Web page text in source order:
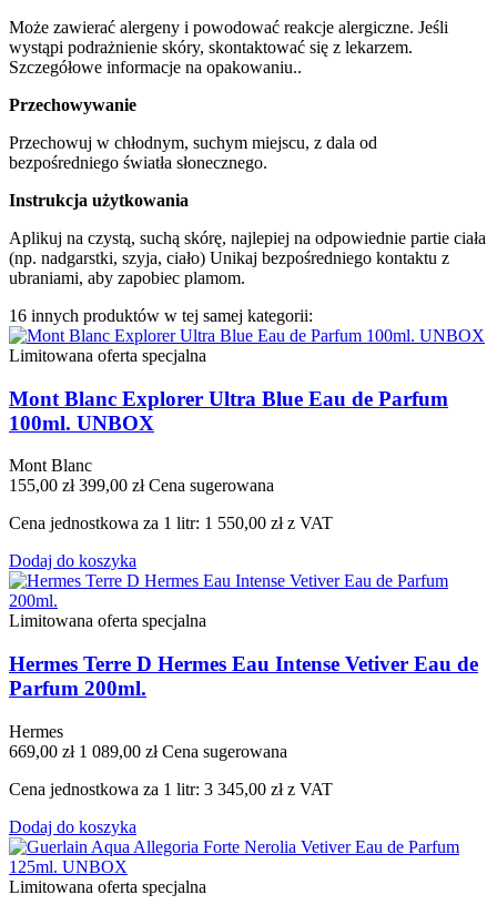
Może zawierać alergeny i powodować reakcje alergiczne. Jeśli
wystąpi podrażnienie skóry, skontaktować się z lekarzem.
Szczegółowe informacje na opakowaniu..
Przechowywanie
Przechowuj w chłodnym, suchym miejscu, z dala od
bezpośredniego światła słonecznego.
Instrukcja użytkowania
Aplikuj na czystą, suchą skórę, najlepiej na odpowiednie partie ciała
(np. nadgarstki, szyja, ciało) Unikaj bezpośredniego kontaktu z
ubraniami, aby zapobiec plamom.
16 innych produktów w tej samej kategorii:
Limitowana oferta specjalna
Mont Blanc Explorer Ultra Blue Eau de Parfum
100ml. UNBOX
Mont Blanc
155,00 zł 399,00 zł Cena sugerowana
Cena jednostkowa za 1 litr: 1 550,00 zł z VAT
Dodaj do koszyka
Limitowana oferta specjalna
Hermes Terre D Hermes Eau Intense Vetiver Eau de
Parfum 200ml.
Hermes
669,00 zł 1 089,00 zł Cena sugerowana
Cena jednostkowa za 1 litr: 3 345,00 zł z VAT
Dodaj do koszyka
Limitowana oferta specjalna